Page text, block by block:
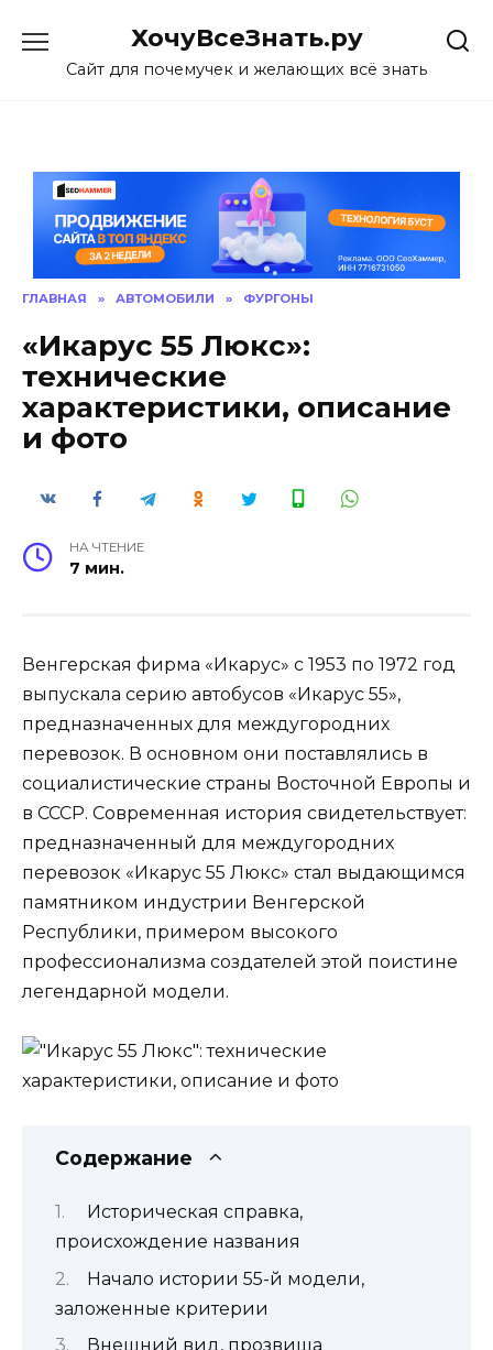
content
ХочуВсеЗнать.ру
Сайт для почемучек и желающих всё знать
ГЛАВНАЯ » АВТОМОБИЛИ » ФУРГОНЫ
«Икарус 55 Люкс»:
технические
характеристики, описание
и фото
НА ЧТЕНИЕ
7 мин.
Венгерская фирма «Икарус» с 1953 по 1972 год
выпускала серию автобусов «Икарус 55»,
предназначенных для междугородних
перевозок. В основном они поставлялись в
социалистические страны Восточной Европы и
в СССР. Современная история свидетельствует:
предназначенный для междугородних
перевозок «Икарус 55 Люкс» стал выдающимся
памятником индустрии Венгерской
Республики, примером высокого
профессионализма создателей этой поистине
легендарной модели.
Содержание
Историческая справка,
происхождение названия
Начало истории 55-й модели,
заложенные критерии
Внешний вид, прозвища